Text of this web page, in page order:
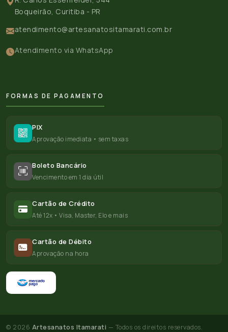
Boqueirão, Curitiba - PR
atendimento@artesanatositamarati.com.br
Atendimento via WhatsApp
FORMAS DE PAGAMENTO
PIX
Aprovação imediata • sem taxas
Boleto Bancário
Vencimento em 1 dia útil
Cartão de Crédito
Até 12x • Visa, Master, Elo e mais
Cartão de Débito
Aprovação na hora
© 2026 Artesanatos Itamarati — Todos os direitos reservados.